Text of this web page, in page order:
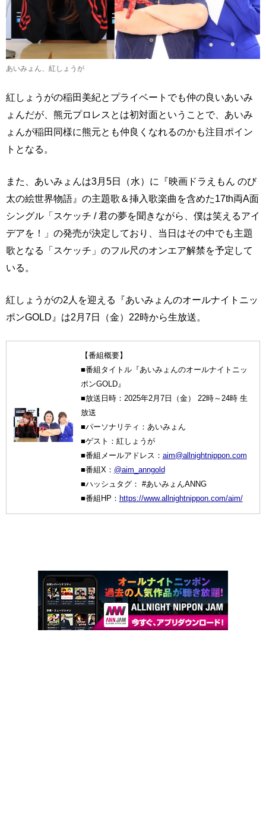
あいみょん、紅しょうが
紅しょうがの稲田美紀とプライベートでも仲の良いあいみ
ょんだが、熊元プロレスとは初対面ということで、あいみ
ょんが稲田同様に熊元とも仲良くなれるのかも注目ポイン
トとなる。
また、あいみょんは3月5日（水）に『映画ドラえもん のび
太の絵世界物語』の主題歌＆挿入歌楽曲を含めた17th両A面
シングル「スケッチ / 君の夢を聞きながら、僕は笑えるアイ
デアを！」の発売が決定しており、当日はその中でも主題
歌となる「スケッチ」のフル尺のオンエア解禁を予定して
いる。
紅しょうがの2人を迎える『あいみょんのオールナイトニッ
ポンGOLD』は2月7日（金）22時から生放送。
【番組概要】
■番組タイトル『あいみょんのオールナイトニッ
ポンGOLD』
■放送日時：2025年2月7日（金） 22時～24時 生
放送
■パーソナリティ：あいみょん
■ゲスト：紅しょうが
■番組メールアドレス： aim@allnightnippon.com
■番組X： @aim_anngold
■ハッシュタグ： #あいみょんANNG
■番組HP： https://www.allnightnippon.com/aim/